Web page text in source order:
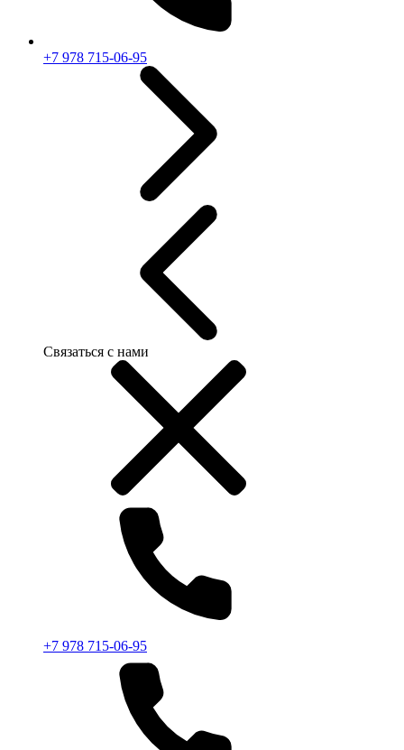
+7 978 715-06-95
Связаться с нами
+7 978 715-06-95